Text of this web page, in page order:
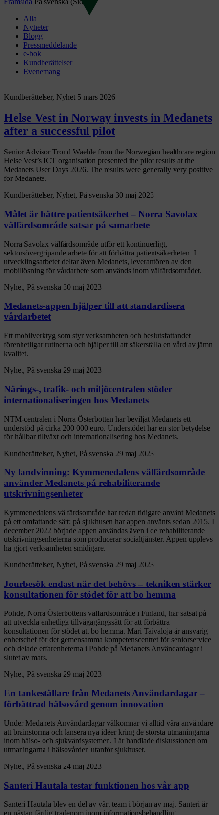
Framsida På svenska (Sida 5)
Alla
Nyheter
Blogg
Pressmeddelande
e-bok
Kundberättelser
Evenemang
Kundberättelser, Nyhet 5 mars 2026
Helse Vest in Norway invests in Medanets
after a successful pilot
Senior Advisor Trond Waehle from the Norwegian healthcare region
Helse Vest’s ICT organisation presented the pilot results at the
Medanets User Days 2026. The results were generally very positive
for Medanets.
Kundberättelser, Nyhet, På svenska 30 maj 2023
Målet är bättre patientsäkerhet – Norra Savolax
välfärdsområde satsar på samarbete
Norra Savolax välfärdsområde utför ett kontinuerligt,
sektorsövergripande arbete för att förbättra patientsäkerheten. I
utvecklingsarbetet deltar även Medanets, leverantören av den
mobillösning för vårdarbete som används inom välfärdsområdet.
Nyhet, På svenska 30 maj 2023
Medanets-appen hjälper till att standardisera
vårdarbetet
Ett mobilverktyg som styr verksamheten och beslutsfattandet
förenhetligar rutinerna och hjälper till att säkerställa en vård av jämn
kvalitet.
Nyhet, På svenska 29 maj 2023
Närings-, trafik- och miljöcentralen stöder
internationaliseringen hos Medanets
NTM-centralen i Norra Österbotten har beviljat Medanets ett
understöd på cirka 200 000 euro. Understödet har en stor betydelse
för hållbar tillväxt och internationalisering hos Medanets.
Kundberättelser, Nyhet, På svenska 29 maj 2023
Ny landvinning: Kymmenedalens välfärdsområde
använder Medanets på rehabiliterande
utskrivningsenheter
Kymmenedalens välfärdsområde har redan tidigare använt Medanets
på ett omfattande sätt: på sjukhusen har appen använts sedan 2015. I
december 2022 började appen användas även i de rehabiliterande
utskrivningsenheterna som producerar socialtjänster. Appen upplevs
ha gjort verksamheten smidigare.
Kundberättelser, Nyhet, På svenska 29 maj 2023
Jourbesök endast när det behövs – tekniken stärker
konsultationen för stödet för att bo hemma
Pohde, Norra Österbottens välfärdsområde i Finland, har satsat på
att utveckla enhetliga tillvägagångssätt för att förbättra
konsultationen för stödet att bo hemma. Mari Taivaloja är ansvarig
enhetschef för det gemensamma kompetenscentret för seniorservice
och delade erfarenheterna i Pohde på Medanets Användardagar i
slutet av mars.
Nyhet, På svenska 29 maj 2023
En tankeställare från Medanets Användardagar –
förbättrad hälsovård genom innovation
Under Medanets Användardagar välkomnar vi alltid våra användare
att brainstorma och lansera nya idéer kring de största utmaningarna
inom hälso- och sjukvårdsystemen. I år handlade diskussionen om
utmaningarna i hälsovården utanför sjukhuset.
Nyhet, På svenska 24 maj 2023
Santeri Hautala testar funktionen hos vår app
Santeri Hautala blev en del av vårt team i början av maj. Santeri är
en nästan färdig tradenom inom informationsbehandling.